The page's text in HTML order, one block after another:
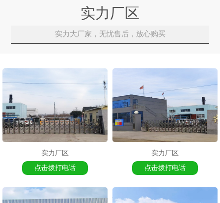
实力厂区
实力大厂家，无忧售后，放心购买
实力厂区
点击拨打电话
实力厂区
点击拨打电话